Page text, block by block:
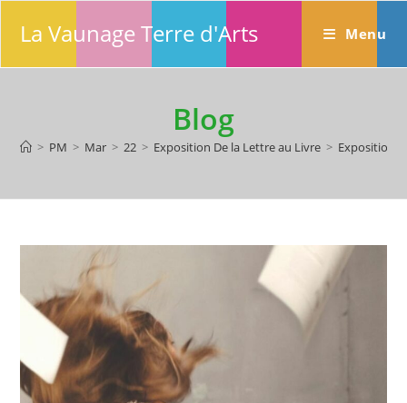
La Vaunage Terre d'Arts Menu
Blog
> PM > Mar > 22 > Exposition De la Lettre au Livre > Exposition